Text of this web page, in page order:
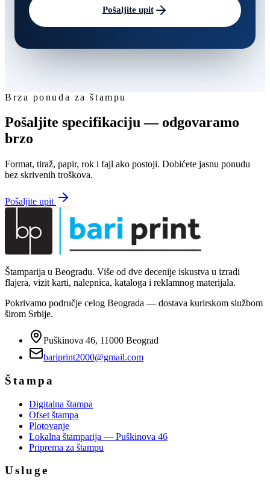
Pošaljite upit
Brza ponuda za štampu
Pošaljite specifikaciju — odgovaramo
brzo
Format, tiraž, papir, rok i fajl ako postoji. Dobićete jasnu ponudu
bez skrivenih troškova.
Pošaljite upit
Štamparija u Beogradu. Više od dve decenije iskustva u izradi
flajera, vizit karti, nalepnica, kataloga i reklamnog materijala.
Pokrivamo područje celog Beograda — dostava kurirskom službom
širom Srbije.
Puškinova 46, 11000 Beograd
bariprint2000@gmail.com
Štampa
Digitalna štampa
Ofset štampa
Plotovanje
Lokalna štamparija — Puškinova 46
Priprema za štampu
Usluge